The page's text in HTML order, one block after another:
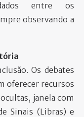
entre os
observando a
Os debates
oferecer recursos
janela com
Sinais (Libras) e